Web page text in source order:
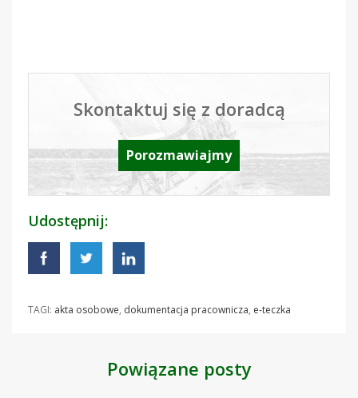
Skontaktuj się z doradcą
Porozmawiajmy
Udostępnij:
TAGI: akta osobowe, dokumentacja pracownicza, e-teczka
Powiązane posty